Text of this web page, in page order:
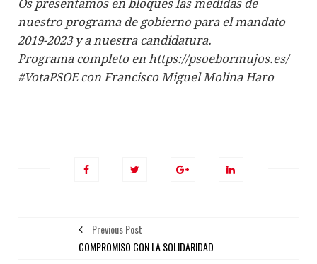
Os presentamos en bloques las medidas de
nuestro programa de gobierno para el mandato
2019-2023 y a nuestra candidatura.
Programa completo en https://psoebormujos.es/
#VotaPSOE con Francisco Miguel Molina Haro
Previous Post
COMPROMISO CON LA SOLIDARIDAD